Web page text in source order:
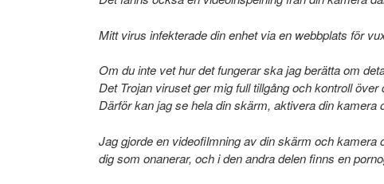
Mitt virus infekterade din enhet via en webbplats för
Om du inte vet hur det fungerar ska jag berätta om
Det Trojan viruset ger mig full tillgång och kontroll över
Därför kan jag se hela din skärm, aktivera din kamera
Jag gjorde en videofilmning av din skärm och
dig som onanerar, och i den andra delen finns en